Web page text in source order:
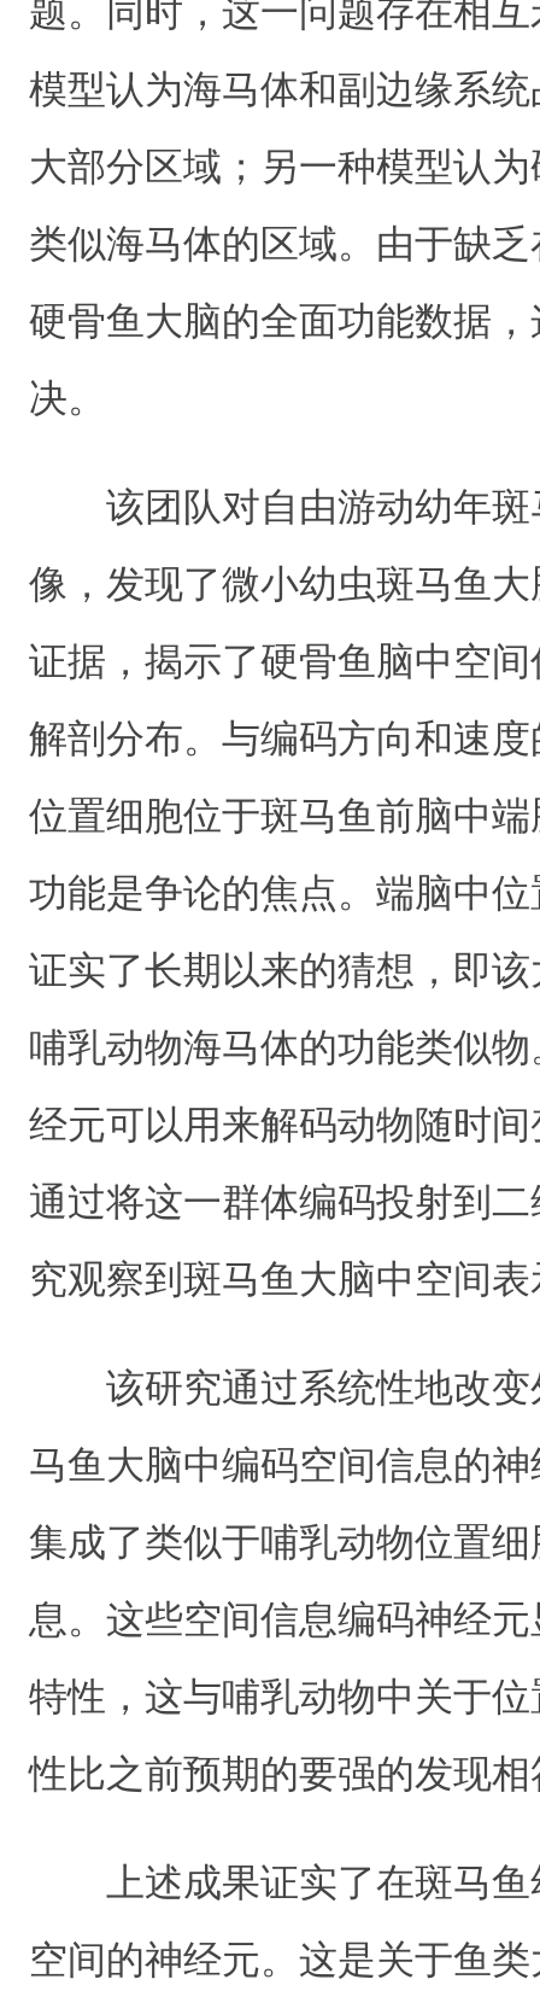
题。同时，这一问题存在相
模型认为海马体和副边缘系
大部分区域；另一种模型认
类似海马体的区域。由于缺
硬骨鱼大脑的全面功能数据
决。
该团队对自由游动幼年
像，发现了微小幼虫斑马鱼
证据，揭示了硬骨鱼脑中空
解剖分布。与编码方向和速
位置细胞位于斑马鱼前脑中
功能是争论的焦点。端脑中
证实了长期以来的猜想，即
哺乳动物海马体的功能类似
经元可以用来解码动物随时
通过将这一群体编码投射到
究观察到斑马鱼大脑中空间
该研究通过系统性地改
马鱼大脑中编码空间信息的
集成了类似于哺乳动物位置
息。这些空间信息编码神经
特性，这与哺乳动物中关于
性比之前预期的要强的发现相
上述成果证实了在斑马
空间的神经元。这是关于鱼